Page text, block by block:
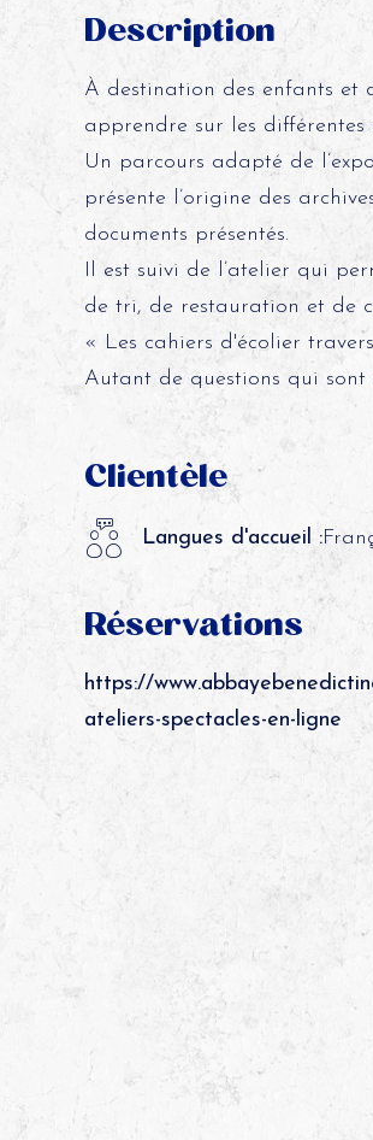
Description
À destination des enfants et
apprendre sur les différentes
Un parcours adapté de
présente l’origine des
documents présentés.
Il est suivi de l’atelier qui
de tri, de restauration et de
« Les cahiers d'écolier
Autant de questions qui sont
Clientèle
Langues d'accueil :
Réservations
https://
ateliers-spectacles-en-ligne